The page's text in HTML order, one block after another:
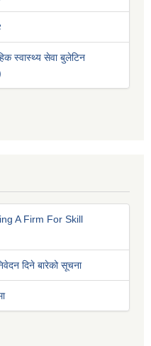
स्वास्थ्य सेवा बुलेटिन
A Firm For Skill
दिने बारेको सूचना